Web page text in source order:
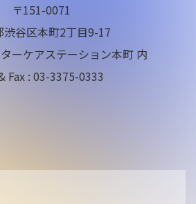
〒151-0071
渋谷区本町2丁目9-17
ーケアステーション本町 内
Fax : 03-3375-0333